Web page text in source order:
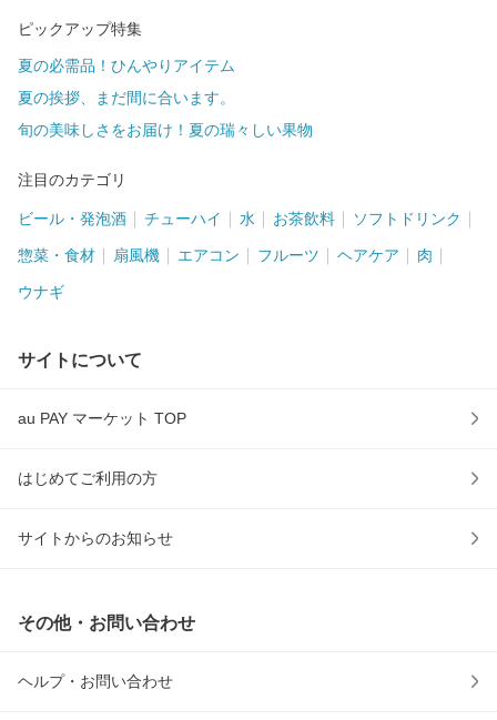
ピックアップ特集
夏の必需品！ひんやりアイテム
夏の挨拶、まだ間に合います。
旬の美味しさをお届け！夏の瑞々しい果物
注目のカテゴリ
ビール・発泡酒 チューハイ 水 お茶飲料 ソフトドリンク
惣菜・食材 扇風機 エアコン フルーツ ヘアケア 肉
ウナギ
サイトについて
au PAY マーケット TOP
はじめてご利用の方
サイトからのお知らせ
その他・お問い合わせ
ヘルプ・お問い合わせ